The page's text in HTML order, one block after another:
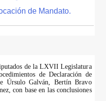
de Mandato.
de la LXVII Legislatura
de Declaración de
Úrsulo Galván, Bertín Bravo
con base en las conclusiones